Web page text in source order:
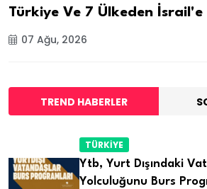
Türkiye Ve 7 Ülkeden İsrail'e
07 Ağu, 2026
TREND HABERLER
TÜRKİYE
Ytb, Yurt Dışındaki
Yolculuğunu Burs